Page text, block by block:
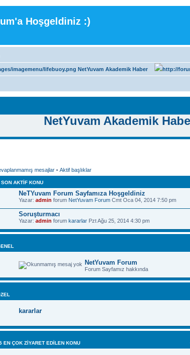
Hoşgeldiniz :)
NetYuvam Akademik Haber
NetYuvam Akademik
mesajlar • Aktif başlıklar
SON AKTIF KONU
NeTYuvam Forum Sayfamıza Hoşgeldiniz
Yazar: admin forum NetYuvam Forum Cmt Oca 04, 2014 7:50 pm
Soruşturmacı
Yazar: admin forum kararlar Pzt Ağu 25, 2014 4:30 pm
NetYuvam Forum
Forum Sayfamız hakkında
kararlar
EN ÇOK ZIYARET EDILEN KONU